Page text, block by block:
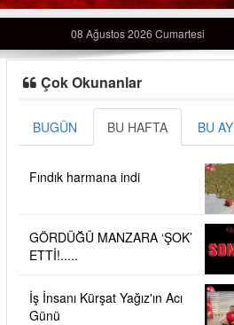
08 Ağustos 2026 Cumartesi
Çok Okunanlar
BUGÜN BU HAFTA BU AY
Fındık harmana indi
GÖRDÜĞÜ MANZARA ‘ŞOK’
ETTİ!.....
İş İnsanı Kürşat Yağız'ın Acı
Günü